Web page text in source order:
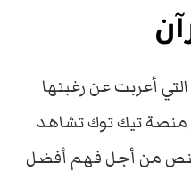
أعربت عن رغبتها
منصة تيك توك تشاهد
النص من أجل فهم أفضل